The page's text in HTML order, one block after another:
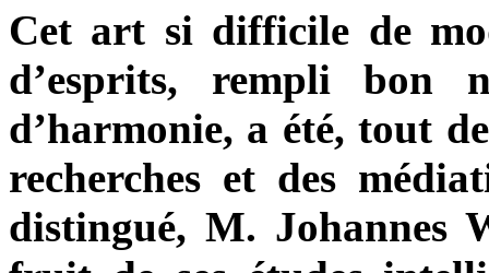
Cet art si difficile de
d’esprits, rempli bon
d’harmonie, a été, tout
recherches et des
distingué, M. Johannes